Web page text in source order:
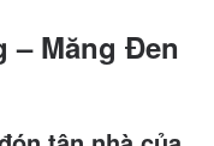
– Măng Đen